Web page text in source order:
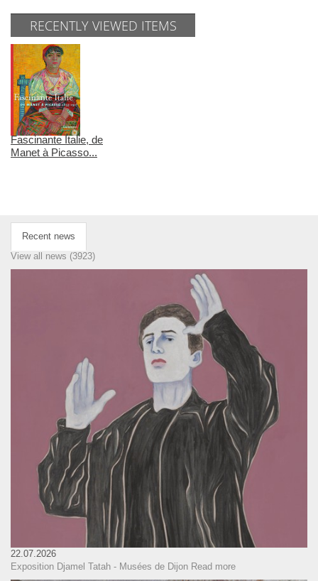
RECENTLY VIEWED ITEMS
Fascinante Italie, de
Manet à Picasso...
Recent news
View all news (3923)
22.07.2026
Exposition Djamel Tatah - Musées de Dijon Read more